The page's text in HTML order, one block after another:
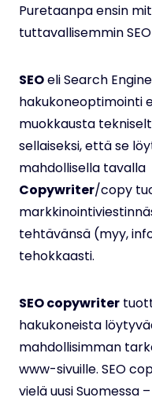
Puretaanpa ensin
tuttavallisemmin
SEOeli Search
hakukoneoptimointi
muokkausta
sellaiseksi, että se
mahdollisella tavalla
Copywriter/copy
tehtävänsä (myy,
tehokkaasti.
SEO copywriter
hakukoneista
mahdollisimman
www-sivuille. SEO
vielä uusi Suomessa